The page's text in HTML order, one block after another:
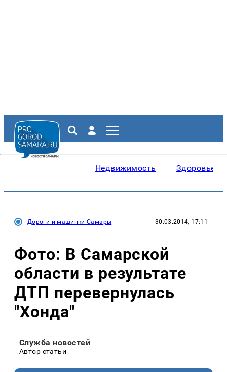
Недвижимость Здоровье
Дороги и машинки Самары 30.03.2014, 17:11
Фото: В Самарской
области в результате
ДТП перевернулась
"Хонда"
Служба новостей
Автор статьи